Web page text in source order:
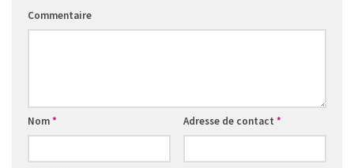
Commentaire
Nom* Adresse de contact *